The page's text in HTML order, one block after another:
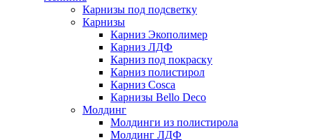
Карнизы под подсветку
Карнизы
Карниз Экополимер
Карниз ЛДФ
Карниз под покраску
Карниз полистирол
Карниз Cosca
Карнизы Bello Deco
Молдинг
Молдинги из полистирола
Молдинг ЛДФ